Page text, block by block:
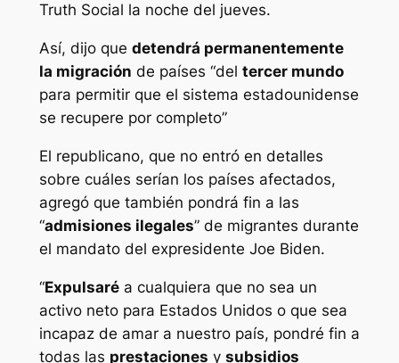
Truth Social la noche del jueves.
Así, dijo que detendrá permanentemente
la migración de países “del tercer mundo
para permitir que el sistema estadounidense
se recupere por completo”
El republicano, que no entró en detalles
sobre cuáles serían los países afectados,
agregó que también pondrá fin a las
“admisiones ilegales” de migrantes durante
el mandato del expresidente Joe Biden.
“Expulsaréa cualquiera que no sea un
activo neto para Estados Unidos o que sea
incapaz de amar a nuestro país, pondré fin a
todas las prestaciones y subsidios